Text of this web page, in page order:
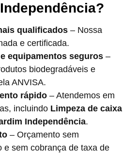
qualificados – Nossa
e certificada.
equipamentos seguros –
biodegradáveis e
ANVISA.
rápido – Atendemos em
incluindo Limpeza de caixa
Independência.
– Orçamento sem
e sem cobrança de taxa de